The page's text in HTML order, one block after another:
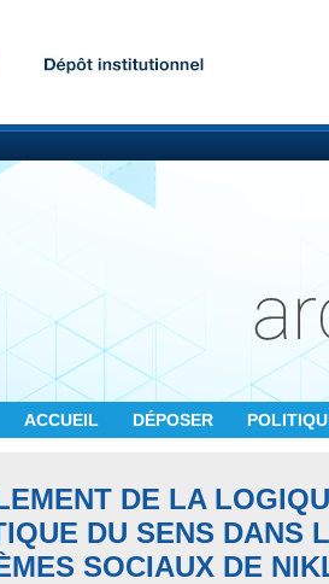
ACCUEIL DÉPOSER
DE LA
DU SENS DANS
SOCIAUX DE